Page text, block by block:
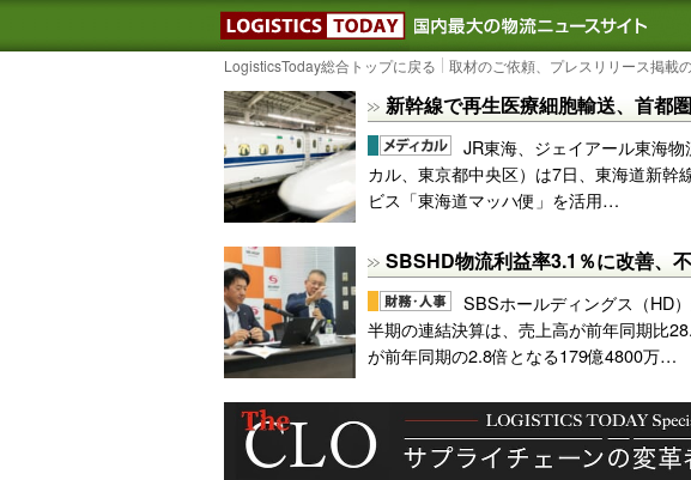
LOGISTICS TODAY｜国内最大
LogisticsToday総合トップに戻る 取材のご依頼、プレスリリース掲載
新幹線で再生医療細胞輸送、首都
JR東海、ジェイアール東海
カル、東京都中央区）は7日、東海道新幹
ビス「東海道マッハ便」を活用…
SBSHD物流利益率3.1％に改善、
SBSホールディングス（HD
半期の連結決算は、売上高が前年同期比
が前年同期の2.8倍となる179億4800万…